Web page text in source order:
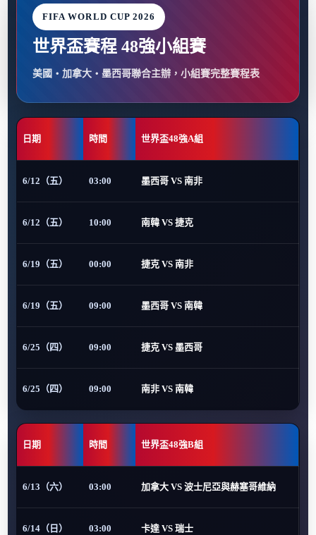
FIFA WORLD CUP 2026
世界盃賽程 48強小組賽
美國・加拿大・墨西哥聯合主辦，小組賽完整賽程表
日期 時間 世界盃48強A組
6/12（五） 03:00 墨西哥 VS 南非
6/12（五） 10:00 南韓 VS 捷克
6/19（五） 00:00 捷克 VS 南非
6/19（五） 09:00 墨西哥 VS 南韓
6/25（四） 09:00 捷克 VS 墨西哥
6/25（四） 09:00 南非 VS 南韓
日期 時間 世界盃48強B組
6/13（六） 03:00 加拿大 VS 波士尼亞與赫塞哥維納
6/14（日） 03:00 卡達 VS 瑞士